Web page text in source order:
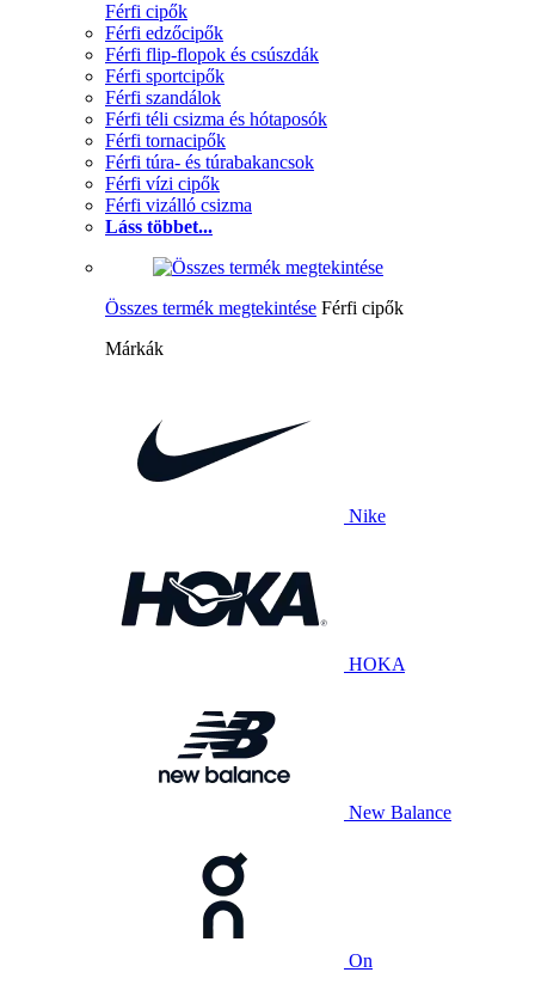
Férfi cipők
Férfi edzőcipők
Férfi flip-flopok és csúszdák
Férfi sportcipők
Férfi szandálok
Férfi téli csizma és hótaposók
Férfi tornacipők
Férfi túra- és túrabakancsok
Férfi vízi cipők
Férfi vizálló csizma
Láss többet...
Összes termék megtekintése Férfi cipők
Márkák
Nike
HOKA
New Balance
On